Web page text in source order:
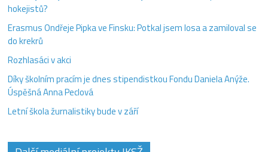
hokejistů?
Erasmus Ondřeje Pipka ve Finsku: Potkal jsem losa a zamiloval se
do krekrů
Rozhlasáci v akci
Díky školním pracím je dnes stipendistkou Fondu Daniela Anýže.
Úspěšná Anna Peclová
Letní škola žurnalistiky bude v září